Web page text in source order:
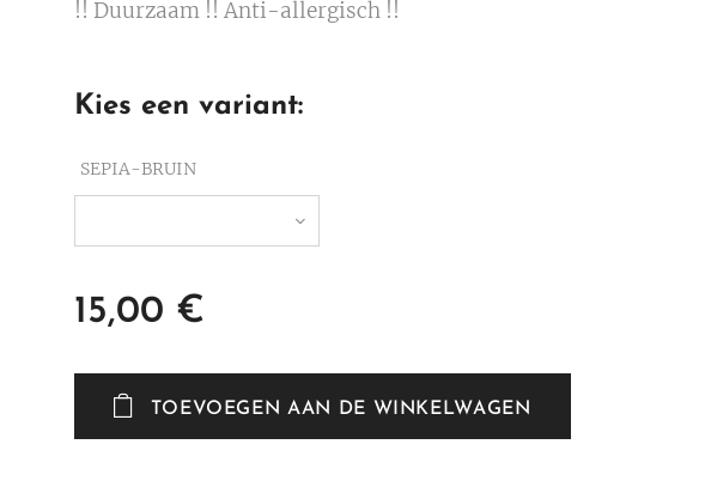
!! Duurzaam !! Anti-allergisch !!
Kies een variant:
SEPIA-BRUIN
15,00 €
TOEVOEGEN AAN DE WINKELWAGEN